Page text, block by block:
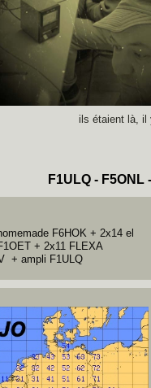
ils étaient là, il
F1ULQ - F5ONL
F6HOK + 2x14 el
+ 2x11 FLEXA
+ ampli F1ULQ